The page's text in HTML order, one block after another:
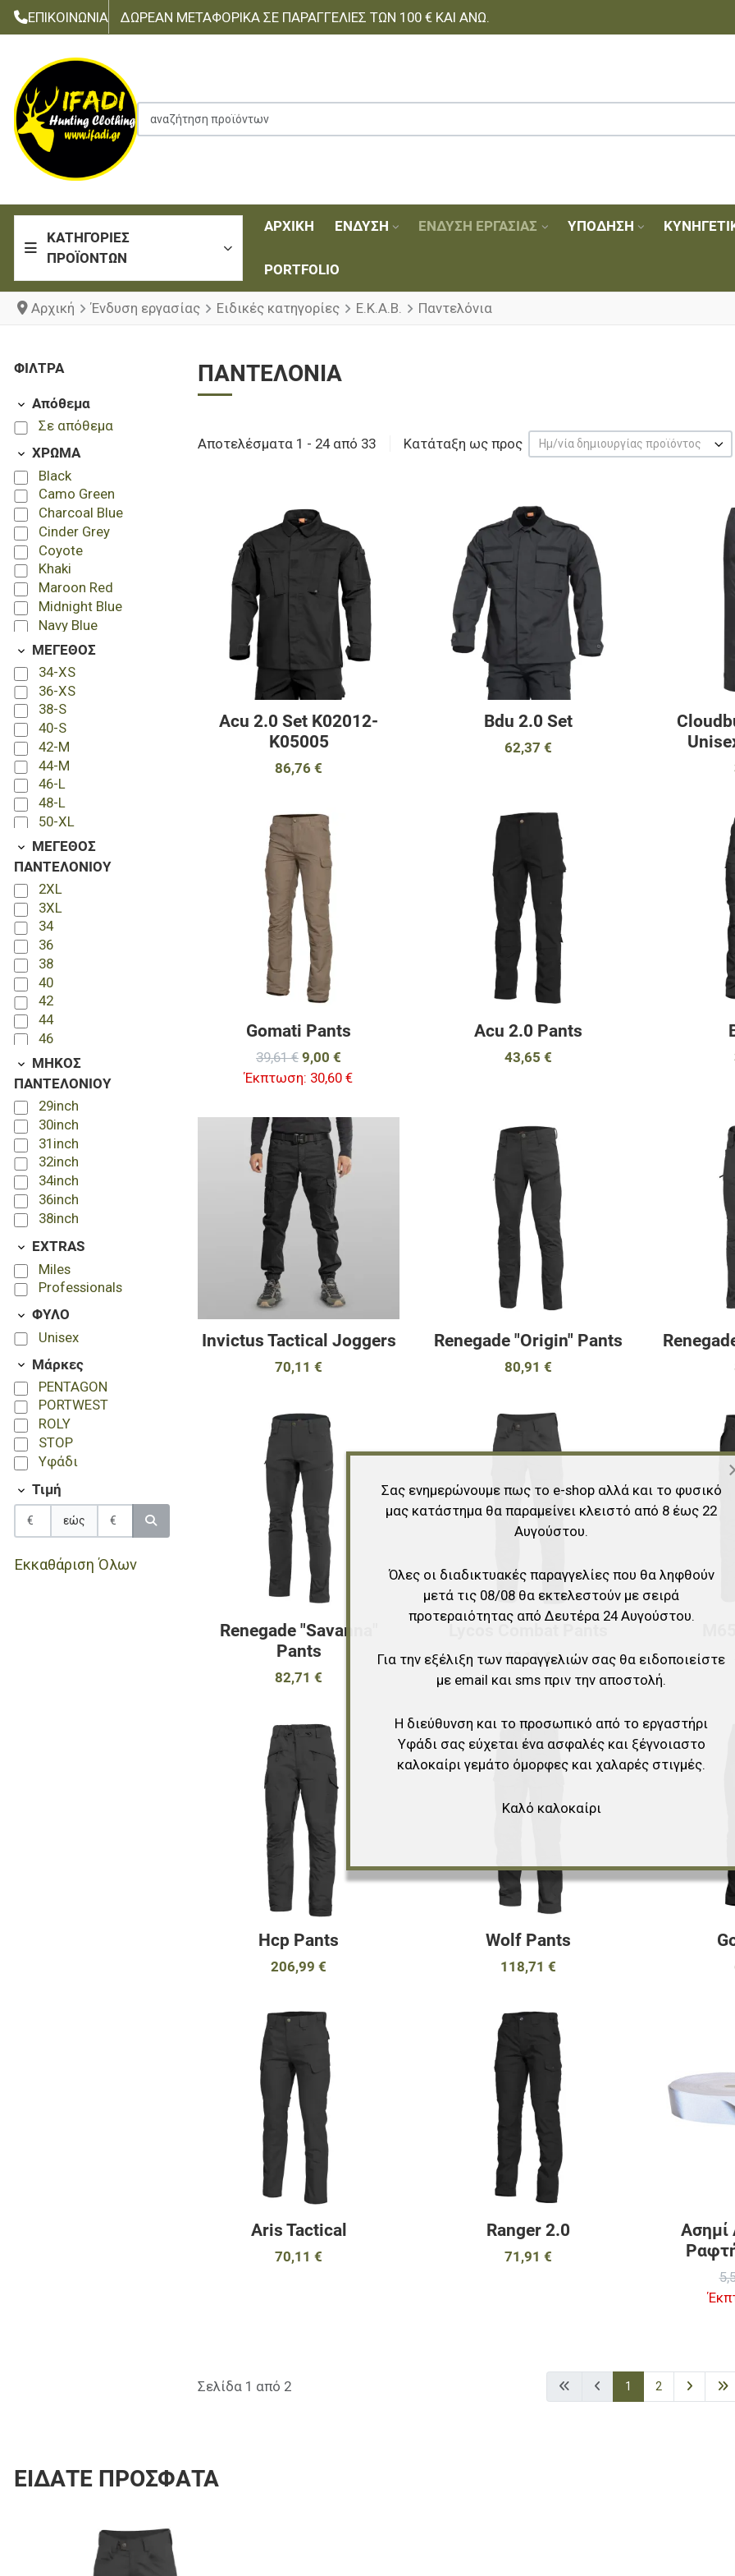
ΕΠΙΚΟΙΝΩΝΊΑ ΔΩΡΕΆΝ ΜΕΤΑΦΟΡΙΚΆ ΣΕ ΠΑΡΑΓΓΕΛΊΕΣ ΤΩΝ 100 € ΚΑΙ ΆΝΩ.
αναζήτηση προϊόντων
ΚΑΤΗΓΟΡΊΕΣ
ΠΡΟΪΌΝΤΩΝ
ΑΡΧΙΚΉ ΈΝΔΥΣΗ ΈΝΔΥΣΗ ΕΡΓΑΣΊΑΣ ΥΠΌΔΗΣΗ
PORTFOLIO
Αρχική Ένδυση εργασίας Ειδικές κατηγορίες Ε.Κ.Α.Β. Παντελόνια
ΦΊΛΤΡΑ
Απόθεμα
Σε απόθεμα
ΧΡΩΜΑ
Black
Camo Green
Charcoal Blue
Cinder Grey
Coyote
Khaki
Maroon Red
Midnight Blue
Navy Blue
Ral7013
Ranger Green
Terra Brown
Wolf-Grey
ΜΕΓΕΘΟΣ
34-XS
36-XS
38-S
40-S
42-M
44-M
46-L
48-L
50-XL
52-XL
54-2XL
58-3XL
60-3XL
ΜΕΓΕΘΟΣ
ΠΑΝΤΕΛΟΝΙΟΥ
2XL
3XL
34
36
38
40
42
44
46
48
50
54
56
58
60
L
M
S
XL
XS
ΜΗΚΟΣ
ΠΑΝΤΕΛΟΝΙΟΥ
29inch
30inch
31inch
32inch
34inch
36inch
38inch
EXTRAS
Miles
Professionals
ΦΥΛΟ
Unisex
Μάρκες
PENTAGON
PORTWEST
ROLY
STOP
Υφάδι
Τιμή
εώς
Εκκαθάριση Όλων
ΠΑΝΤΕΛΌΝΙΑ
Αποτελέσματα 1 - 24 από 33 Κατάταξη ως προς Ημ/νία δημιουργίας προϊόντος
Προσθήκη στα αγαπημένα
Προσθήκη για σύγκριση
Γρήγορη ματιά
Acu 2.0 Set K02012-
Κ05005
86,76 €
Προσθήκη στα
Προσθήκη για
Bdu 2.0 Set
62,37 €
Προσθήκη στα αγαπημένα
Προσθήκη για σύγκριση
Gomati Pants
39,61 € 9,00 €
Έκπτωση: 30,60 €
Προσθήκη στα
Προσθήκη για
Acu 2.0 Pants
43,65 €
Προσθήκη στα αγαπημένα
Προσθήκη για σύγκριση
Invictus Tactical Joggers
70,11 €
Προσθήκη στα
Προσθήκη για
Renegade "Origin" Pants
80,91 €
Προσθήκη στα αγαπημένα
Προσθήκη για σύγκριση
Γρήγορη ματιά
Renegade "Savanna"
Pants
82,71 €
Προσθήκη στα
Προσθήκη για
Γρήγορη ματιά
43,11 €
Προσθήκη στα αγαπημένα
Προσθήκη για σύγκριση
Hcp Pants
206,99 €
Προσθήκη στα
Προσθήκη για
Wolf Pants
118,71 €
Προσθήκη στα αγαπημένα
Προσθήκη για σύγκριση
Aris Tactical
70,11 €
Γρήγορη ματιά
Ranger 2.0
71,91 €
Ασημί
Σελίδα 1 από 2 1 2
ΕΊΔΑΤΕ ΠΡΌΣΦΑΤΑ
Σας ενημερώνουμε πως το e-shop αλλά και το φυσικό
μας κατάστημα θα παραμείνει κλειστό από 8 έως 22
Αυγούστου.
Όλες οι διαδικτυακές παραγγελίες που θα ληφθούν
μετά τις 08/08 θα εκτελεστούν με σειρά
προτεραιότητας από Δευτέρα 24 Αυγούστου.
Για την εξέλιξη των παραγγελιών σας θα ειδοποιείστε
με email και sms πριν την αποστολή.
Η διεύθυνση και το προσωπικό από το εργαστήρι
Υφάδι σας εύχεται ένα ασφαλές και ξέγνοιαστο
καλοκαίρι γεμάτο όμορφες και χαλαρές στιγμές.
Καλό καλοκαίρι